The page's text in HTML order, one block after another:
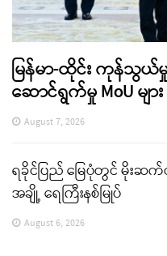
မြန်မာ-ထိုင်း ကုန်သွယ်မှုတို
ဆောင်ရွက်မှု MoU မ
August 7, 2026
ရခိုင်ပြည် မြေပုံတွင် မိုးဆ
အချို့ ရေကြီးနစ်မြုပ်
August 6, 2026